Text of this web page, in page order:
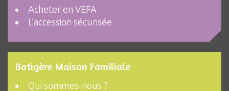
Acheter en VEFA
L’accession sécurisée
Batigère Maison Familiale
Qui sommes-nous ?